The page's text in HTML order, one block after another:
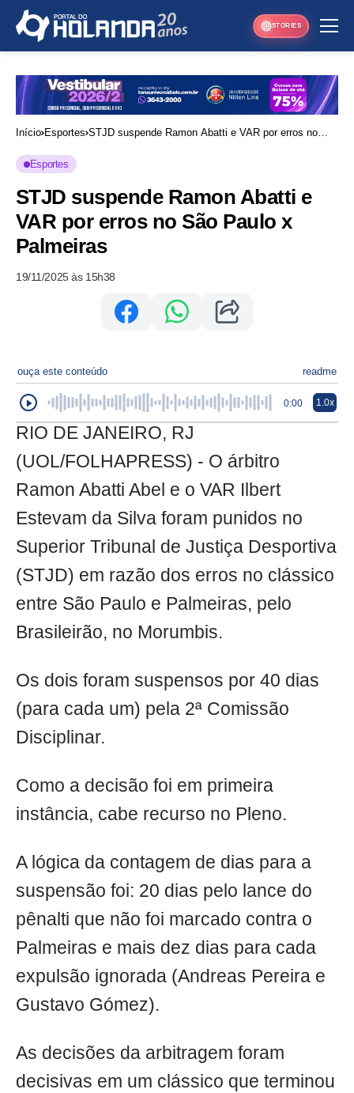
STORIES
Início Esportes STJD suspende Ramon Abatti e VAR por erros no
Esportes
STJD suspende Ramon Abatti e
VAR por erros no São Paulo x
Palmeiras
19/11/2025 às 15h38
ouça este conteúdo readme
0:00 1.0x
RIO DE JANEIRO, RJ
(UOL/FOLHAPRESS) - O árbitro
Ramon Abatti Abel e o VAR Ilbert
Estevam da Silva foram punidos no
Superior Tribunal de Justiça Desportiva
(STJD) em razão dos erros no clássico
entre São Paulo e Palmeiras, pelo
Brasileirão, no Morumbis.
Os dois foram suspensos por 40 dias
(para cada um) pela 2ª Comissão
Disciplinar.
Como a decisão foi em primeira
instância, cabe recurso no Pleno.
A lógica da contagem de dias para a
suspensão foi: 20 dias pelo lance do
pênalti que não foi marcado contra o
Palmeiras e mais dez dias para cada
expulsão ignorada (Andreas Pereira e
Gustavo Gómez).
As decisões da arbitragem foram
decisivas em um clássico que terminou